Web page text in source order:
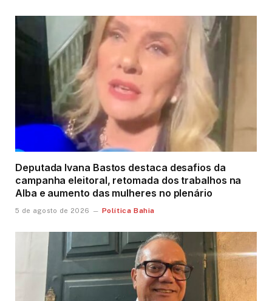
Deputada Ivana Bastos destaca desafios da
campanha eleitoral, retomada dos trabalhos na
Alba e aumento das mulheres no plenário
5 de agosto de 2026 Política Bahia